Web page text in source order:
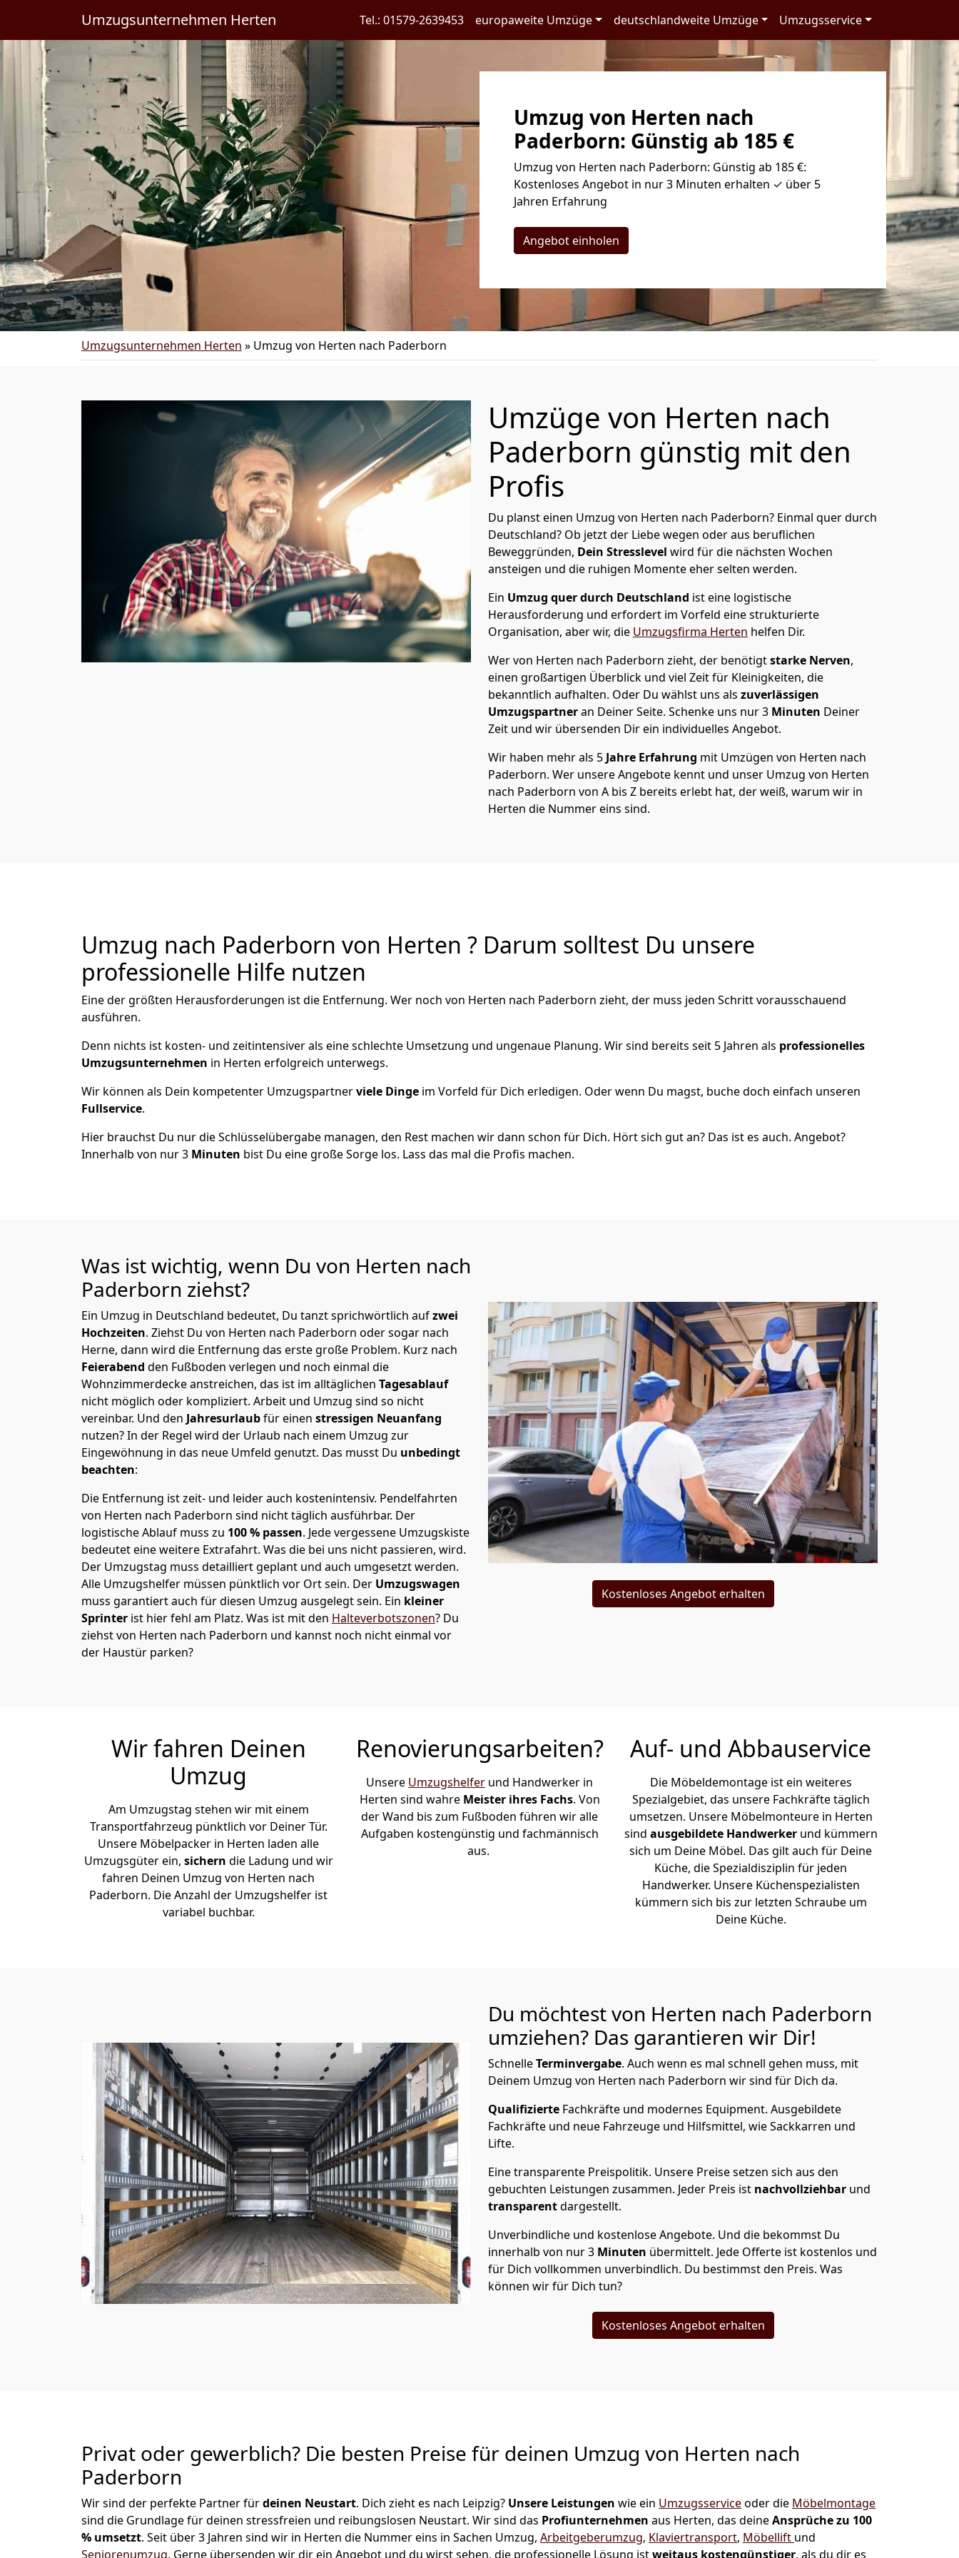
Umzugsunternehmen Herten Tel.: 01579-2639453 europaweite Umzüge deutschlandweite Umzüge Umzugsservice
Umzug von Herten nach
Paderborn: Günstig ab 185 €
Umzug von Herten nach Paderborn: Günstig ab 185 €:
Kostenloses Angebot in nur 3 Minuten erhalten ✓ über 5
Jahren Erfahrung
Angebot einholen
Umzugsunternehmen Herten » Umzug von Herten nach Paderborn
Umzüge von Herten nach
Paderborn günstig mit den
Profis
Du planst einen Umzug von Herten nach Paderborn? Einmal quer durch
Deutschland? Ob jetzt der Liebe wegen oder aus beruflichen
Beweggründen, Dein Stresslevel wird für die nächsten Wochen
ansteigen und die ruhigen Momente eher selten werden.
Ein Umzug quer durch Deutschland ist eine logistische
Herausforderung und erfordert im Vorfeld eine strukturierte
Organisation, aber wir, die Umzugsfirma Herten helfen Dir.
Wer von Herten nach Paderborn zieht, der benötigtstarke Nerven,
einen großartigen Überblick und viel Zeit für Kleinigkeiten, die
bekanntlich aufhalten. Oder Du wählst uns als zuverlässigen
Umzugspartneran Deiner Seite. Schenke uns nur3 Minuten Deiner
Zeit und wir übersenden Dir ein individuelles Angebot.
Wir haben mehr als 5 Jahre Erfahrung mit Umzügen von Herten nach
Paderborn. Wer unsere Angebote kennt und unser Umzug von Herten
nach Paderborn von A bis Z bereits erlebt hat, der weiß, warum wir in
Herten die Nummer eins sind.
Umzug nach Paderborn von Herten ? Darum solltest Du unsere
professionelle Hilfe nutzen
Eine der größten Herausforderungen ist die Entfernung. Wer noch von Herten nach Paderborn zieht, der muss jeden Schritt vorausschauend
ausführen.
Denn nichts ist kosten- und zeitintensiver als eine schlechte Umsetzung und ungenaue Planung. Wir sind bereits seit 5 Jahren als professionelles
Umzugsunternehmen in Herten erfolgreich unterwegs.
Wir können als Dein kompetenter Umzugspartnerviele Dinge im Vorfeld für Dich erledigen. Oder wenn Du magst, buche doch einfach unseren
Fullservice.
Hier brauchst Du nur die Schlüsselübergabe managen, den Rest machen wir dann schon für Dich. Hört sich gut an? Das ist es auch. Angebot?
Innerhalb von nur 3 Minuten bist Du eine große Sorge los. Lass das mal die Profis machen.
Was ist wichtig, wenn Du von Herten nach
Paderborn ziehst?
Ein Umzug in Deutschland bedeutet, Du tanzt sprichwörtlich aufzwei
Hochzeiten. Ziehst Du von Herten nach Paderborn oder sogar nach
Herne, dann wird die Entfernung das erste große Problem. Kurz nach
Feierabend den Fußboden verlegen und noch einmal die
Wohnzimmerdecke anstreichen, das ist im alltäglichen Tagesablauf
nicht möglich oder kompliziert. Arbeit und Umzug sind so nicht
vereinbar. Und den Jahresurlaubfür einen stressigen Neuanfang
nutzen? In der Regel wird der Urlaub nach einem Umzug zur
Eingewöhnung in das neue Umfeld genutzt. Das musst Du unbedingt
beachten:
Die Entfernung ist zeit- und leider auch kostenintensiv. Pendelfahrten
von Herten nach Paderborn sind nicht täglich ausführbar. Der
logistische Ablauf muss zu 100 % passen. Jede vergessene Umzugskiste
bedeutet eine weitere Extrafahrt. Was die bei uns nicht passieren, wird.
Der Umzugstag muss detailliert geplant und auch umgesetzt werden.
Alle Umzugshelfer müssen pünktlich vor Ort sein. Der Umzugswagen
muss garantiert auch für diesen Umzug ausgelegt sein. Ein kleiner
Sprinter ist hier fehl am Platz. Was ist mit den Halteverbotszonen? Du
ziehst von Herten nach Paderborn und kannst noch nicht einmal vor
der Haustür parken?
Kostenloses Angebot erhalten
Wir fahren Deinen
Umzug
Am Umzugstag stehen wir mit einem
Transportfahrzeug pünktlich vor Deiner Tür.
Unsere Möbelpacker in Herten laden alle
Umzugsgüter ein, sichern die Ladung und wir
fahren Deinen Umzug von Herten nach
Paderborn. Die Anzahl der Umzugshelfer ist
variabel buchbar.
Renovierungsarbeiten?
Unsere Umzugshelfer und Handwerker in
Herten sind wahre Meister ihres Fachs. Von
der Wand bis zum Fußboden führen wir alle
Aufgaben kostengünstig und fachmännisch
aus.
Auf- und Abbauservice
Die Möbeldemontage ist ein weiteres
Spezialgebiet, das unsere Fachkräfte täglich
umsetzen. Unsere Möbelmonteure in Herten
sind ausgebildete Handwerker und kümmern
sich um Deine Möbel. Das gilt auch für Deine
Küche, die Spezialdisziplin für jeden
Handwerker. Unsere Küchenspezialisten
kümmern sich bis zur letzten Schraube um
Deine Küche.
Du möchtest von Herten nach Paderborn
umziehen? Das garantieren wir Dir!
SchnelleTerminvergabe. Auch wenn es mal schnell gehen muss, mit
Deinem Umzug von Herten nach Paderborn wir sind für Dich da.
Qualifizierte Fachkräfte und modernes Equipment. Ausgebildete
Fachkräfte und neue Fahrzeuge und Hilfsmittel, wie Sackkarren und
Lifte.
Eine transparente Preispolitik. Unsere Preise setzen sich aus den
gebuchten Leistungen zusammen. Jeder Preis ist nachvollziehbar und
transparentdargestellt.
Unverbindliche und kostenlose Angebote. Und die bekommst Du
innerhalb von nur3 Minuten übermittelt. Jede Offerte ist kostenlos und
für Dich vollkommen unverbindlich. Du bestimmst den Preis. Was
können wir für Dich tun?
Kostenloses Angebot erhalten
Privat oder gewerblich? Die besten Preise für deinen Umzug von Herten nach
Paderborn
Wir sind der perfekte Partner fürdeinen Neustart. Dich zieht es nach Leipzig? Unsere Leistungen wie ein Umzugsserviceoder die Möbelmontage
sind die Grundlage für deinen stressfreien und reibungslosen Neustart. Wir sind das Profiunternehmen aus Herten, das deineAnsprüche zu 100
% umsetzt. Seit über 3 Jahren sind wir in Herten die Nummer eins in Sachen Umzug, Arbeitgeberumzug, Klaviertransport, Möbellift und
Seniorenumzug. Gerne übersenden wir dir ein Angebot und du wirst sehen, die professionelle Lösung istweitaus kostengünstiger, als du dir es